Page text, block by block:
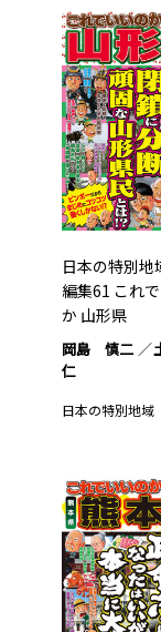
日本の特別地
編集61 これ
か 山形県
岡島 慎二
仁
日本の特別地域